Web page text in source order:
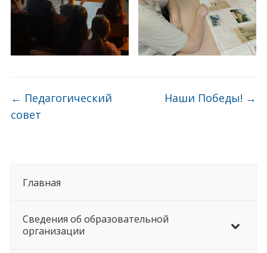
Главная
Сведения об образовательной
организации
← Педагогический
совет
Наши Победы! →